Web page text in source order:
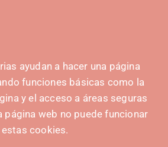
Pamplona
ayudan a hacer una página
funciones básicas como la
y el acceso a áreas seguras
página web no puede funcionar
cookies.